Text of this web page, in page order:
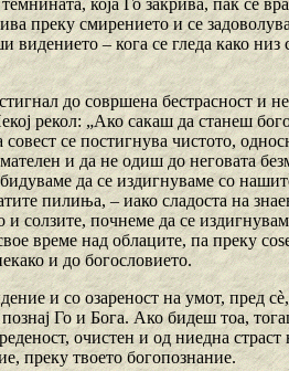
која Го закрива, пак се
преку смирението и се
– кога се гледа како низ
до совршена бестрасност и
рекол: „Ако сакаш да станеш
се постигнува чистото,
и да не одиш до неговата
да се издигнуваме со
пилиња, – иако сладоста на
почнеме да се
време над облаците, па преку
и до богословието.
и со озареност на умот, пред
Го и Бога. Ако бидеш тоа,
очистен и од ниедна
преку твоето богопознание.